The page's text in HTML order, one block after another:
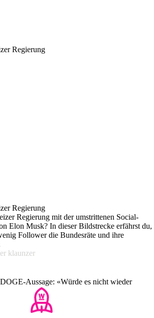
Regierung
Regierung
Regierung mit der umstrittenen Social-
Elon Musk? In dieser Bildstrecke erfährst du,
Follower die Bundesräte und ihre
klaunzer
Aussage: «Würde es nicht wieder